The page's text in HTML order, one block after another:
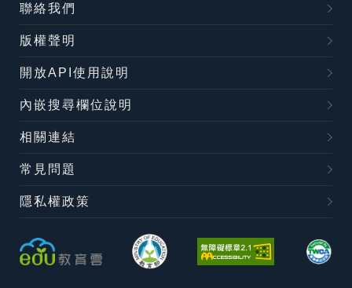
聯絡我們
版權聲明
開放API使用說明
內嵌搜尋欄位說明
相關連結
常見問題
隱私權政策